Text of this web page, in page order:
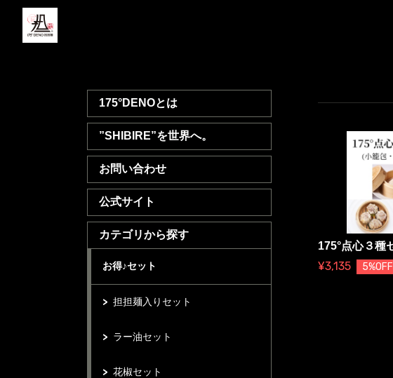
175°DENOとは
”SHIBIRE”を世界へ。
お問い合わせ
公式サイト
カテゴリから探す
お得♪セット
担担麺入りセット
ラー油セット
花椒セット
¥3,135 5%OFF